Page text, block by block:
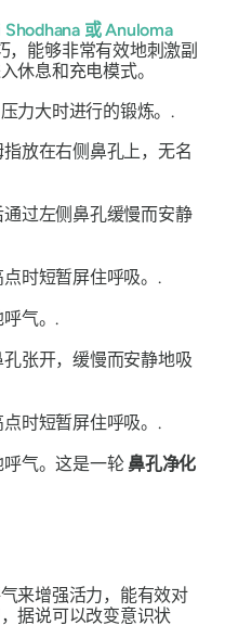
Shodhana 或Anuloma
，能够非常有效地刺激副
休息和充电模式。
力大时进行的锻炼。.
放在右侧鼻孔上，无名
过左侧鼻孔缓慢而安静
时短暂屏住呼吸。.
气。.
张开，缓慢而安静地吸
时短暂屏住呼吸。.
呼气。这是一轮鼻孔净化
来增强活力，能有效对
据说可以改变意识状